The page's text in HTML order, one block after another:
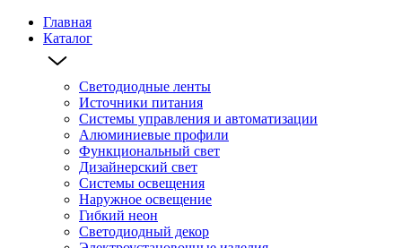
Главная
Каталог
Светодиодные ленты
Источники питания
Системы управления и автоматизации
Алюминиевые профили
Функциональный свет
Дизайнерский свет
Системы освещения
Наружное освещение
Гибкий неон
Светодиодный декор